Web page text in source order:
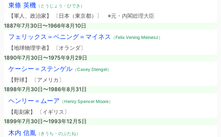
東條 英機（とうじょう・ひでき）
【軍人、政治家】 〔日本（東京都）〕 ※元・内閣総理大臣
1887年7月30日〜1966年8月10日
フェリックス＝ベニング＝マイネス （Felix Vening Meinesz）
【地球物理学者】 〔オランダ〕
1890年7月30日〜1975年9月29日
ケーシー＝ステンゲル（Casey Stengel）
【野球】 〔アメリカ〕
1898年7月30日〜1986年8月31日
ヘンリー＝ムーア （Henry Spencer Moore）
【彫刻家】 〔イギリス〕
1899年7月30日〜1993年12月5日
木内 信胤（きうち・のぶたね）